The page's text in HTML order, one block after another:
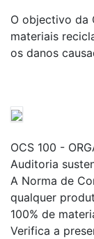
O objectivo da
materiais
os danos
OCS 100 -
Auditoria
A Norma de
qualquer
100% de
Verifica a